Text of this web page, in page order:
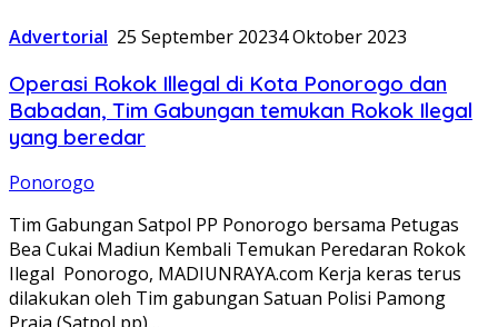
Advertorial 25 September 20234 Oktober 2023
Operasi Rokok Illegal di Kota Ponorogo dan
Babadan, Tim Gabungan temukan Rokok Ilegal
yang beredar
Ponorogo
Tim Gabungan Satpol PP Ponorogo bersama Petugas
Bea Cukai Madiun Kembali Temukan Peredaran Rokok
Ilegal Ponorogo, MADIUNRAYA.com Kerja keras terus
dilakukan oleh Tim gabungan Satuan Polisi Pamong